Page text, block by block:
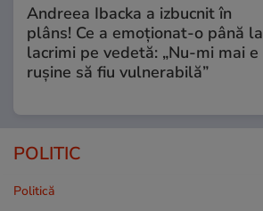
Andreea Ibacka a izbucnit în
plâns! Ce a emoționat-o până la
lacrimi pe vedetă: „Nu-mi mai e
rușine să fiu vulnerabilă”
POLITIC
Politică